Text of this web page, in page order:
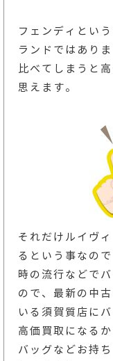
フェンディとい
ランドではあり
比べてしまうと
思えます。
それだけルイヴ
るという事なの
時の流行などで
ので、最新の中
いる須賀質店に
高価買取になる
バッグなどお持